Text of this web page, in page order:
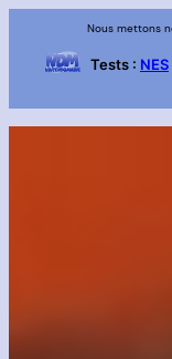
contenu
Nous mettons
Tests : NES